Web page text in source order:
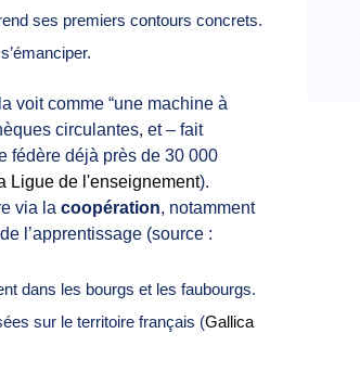
ses premiers contours concrets.
voit comme “une machine à
circulantes, et – fait
fédère déjà près de 30 000
Ligue de l'enseignement).
via la coopération, notamment
l’apprentissage (source :
dans les bourgs et les faubourgs.
sur le territoire français (Gallica